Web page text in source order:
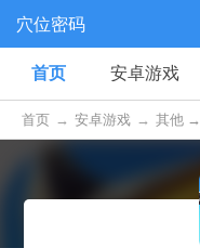
穴位密码
首页 安卓游戏
首页 → 安卓游戏 → 其他 →